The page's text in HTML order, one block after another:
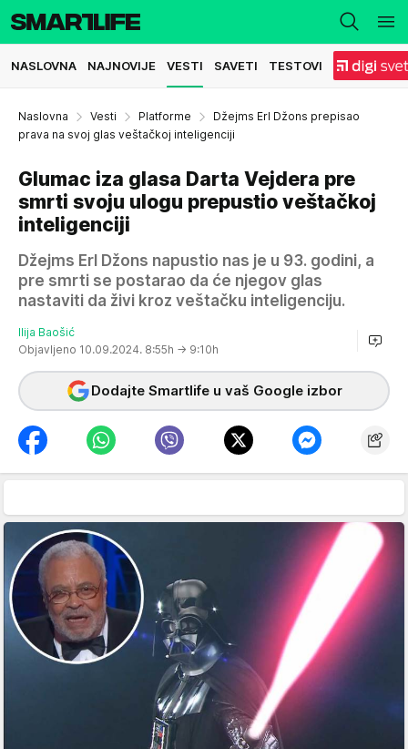
NASLOVNA NAJNOVIJE VESTI SAVETI TESTOVI
Naslovna Vesti Platforme
Džejms Erl Džons prepisao
prava na svoj glas veštačkoj inteligenciji
Glumac iza glasa Darta Vejdera pre
smrti svoju ulogu prepustio veštačkoj
inteligenciji
Džejms Erl Džons napustio nas je u 93. godini, a
pre smrti se postarao da će njegov glas
nastaviti da živi kroz veštačku inteligenciju.
Ilija Baošić
Objavljeno 10.09.2024. 8:55h → 9:10h
Dodajte Smartlife u vaš Google izbor